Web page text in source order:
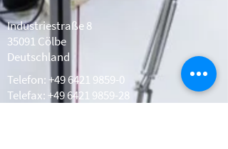
Industriestraße 8
35091 Cölbe
Deutschland
Telefon: +49 6421 9859-0
Telefax: +49 6421 9859-28